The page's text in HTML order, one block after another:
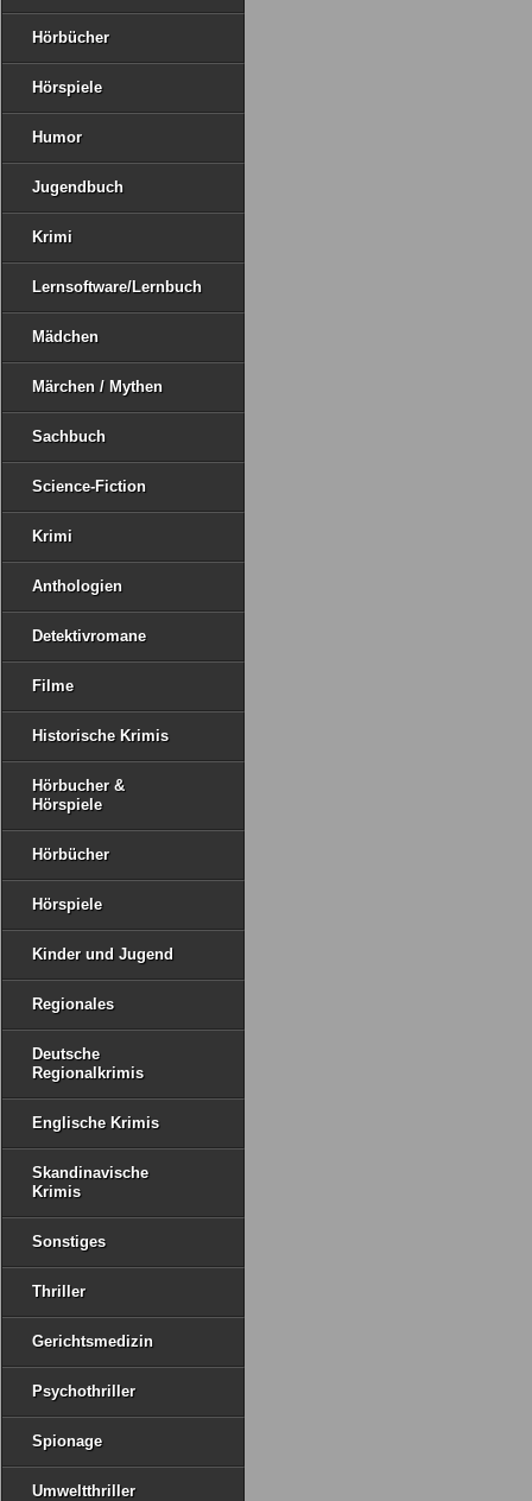
Hörbücher
Hörspiele
Humor
Jugendbuch
Krimi
Lernsoftware/Lernbuch
Mädchen
Märchen / Mythen
Sachbuch
Science-Fiction
Krimi
Anthologien
Detektivromane
Filme
Historische Krimis
Hörbucher &
Hörspiele
Hörbücher
Hörspiele
Kinder und Jugend
Regionales
Deutsche
Regionalkrimis
Englische Krimis
Skandinavische
Krimis
Sonstiges
Thriller
Gerichtsmedizin
Psychothriller
Spionage
Umweltthriller